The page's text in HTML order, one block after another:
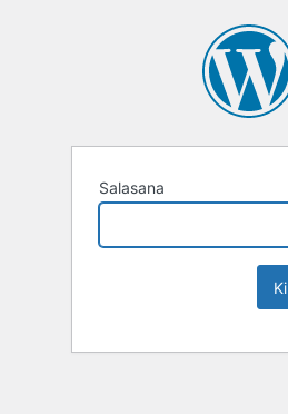
Salasana